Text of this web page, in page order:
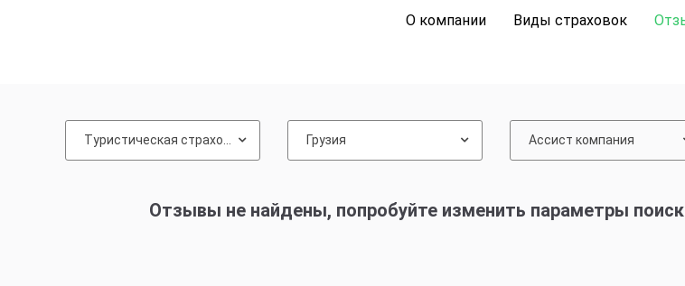
О компании Виды страховок
Грузия Ассист компания
Отзывы не найдены, попробуйте изменить параметры